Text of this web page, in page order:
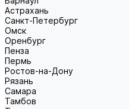
Астрахань
Санкт-Петербург
Омск
Оренбург
Пенза
Пермь
Ростов-на-Дону
Рязань
Самара
Тамбов